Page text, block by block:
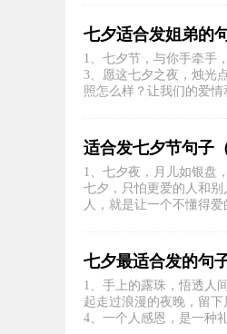
七夕适合发姐弟的
1、七夕节，与你手牵手
3、愿这七夕之夜，烛光
照怎么样？让我们的爱
适合发七夕节句子
1、七夕夜，月儿如银盘
七夕，只怕更爱的人和
人，就是让一个不懂得
七夕最适合发的句
1、手上的露珠，悟透人
起走过浪漫的夜晚，留
4、一个人感恩，是一种